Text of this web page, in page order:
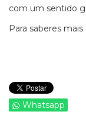
com um sentido
Para saberes mais
Whatsapp